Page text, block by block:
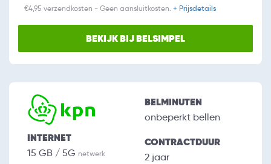
€4,95 verzendkosten - Geen aansluitkosten. + Prijsdetails
BEKIJK BIJ BELSIMPEL
INTERNET
15 GB / 5G netwerk
BELMINUTEN
onbeperkt bellen
CONTRACTDUUR
2 jaar